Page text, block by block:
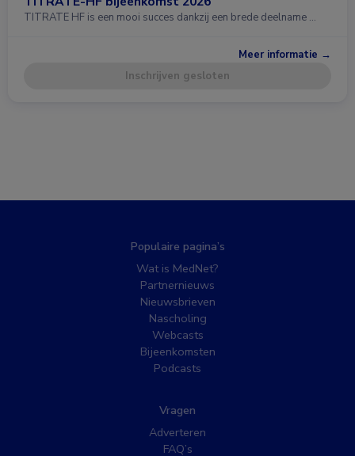
TITRATE HF is een mooi succes dankzij een brede deelname …
Meer informatie →
Inschrijven gesloten
Populaire pagina’s
Wat is MedNet?
Partnernieuws
Nieuwsbrieven
Nascholing
Webcasts
Bijeenkomsten
Podcasts
Vragen
Adverteren
FAQ’s